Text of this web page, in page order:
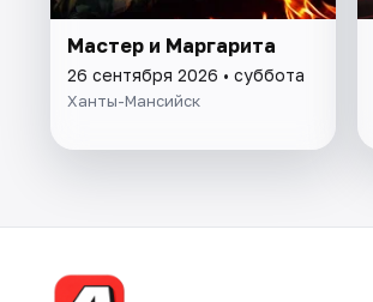
Мастер и Маргарита
26 сентября 2026 • суббота
Ханты-Мансийск